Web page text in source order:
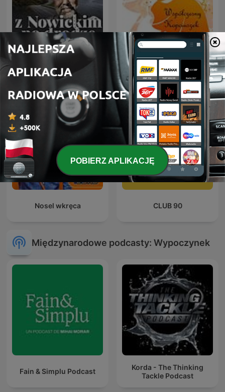
Z Nowickim Po Drodze
Słuchowisko -
Współczesny Kopciuszek
Nosel wkręca CLUB 90
Międzynarodowe podcasty: Wypoczynek
Fain & Simplu Podcast
Korda - The Thinking
Tackle Podcast
POBIERZ APLIKACJĘ